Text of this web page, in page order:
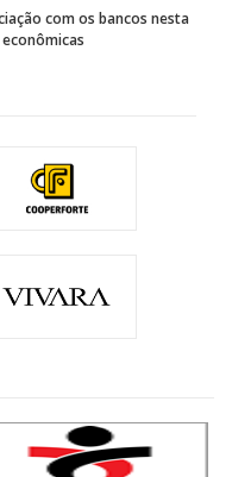
com os bancos nesta